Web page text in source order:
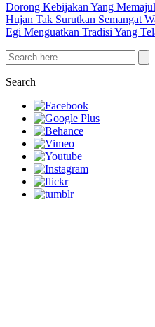
Dorong Kebijakan Yang
Hujan Tak Surutkan Semangat
Egi Menguatkan Tradisi Yang
Search